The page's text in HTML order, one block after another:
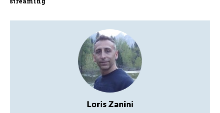
Loris Zanini